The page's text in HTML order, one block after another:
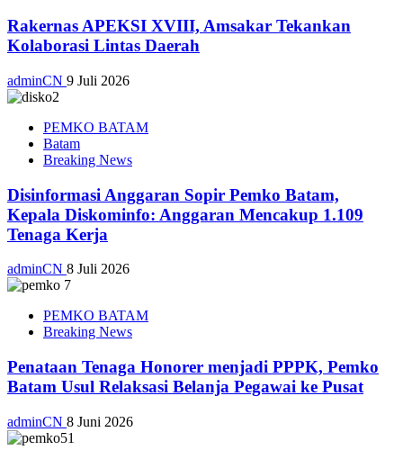
Rakernas APEKSI XVIII, Amsakar Tekankan
Kolaborasi Lintas Daerah
adminCN 9 Juli 2026
PEMKO BATAM
Batam
Breaking News
Disinformasi Anggaran Sopir Pemko Batam,
Kepala Diskominfo: Anggaran Mencakup 1.109
Tenaga Kerja
adminCN 8 Juli 2026
PEMKO BATAM
Breaking News
Penataan Tenaga Honorer menjadi PPPK, Pemko
Batam Usul Relaksasi Belanja Pegawai ke Pusat
adminCN 8 Juni 2026